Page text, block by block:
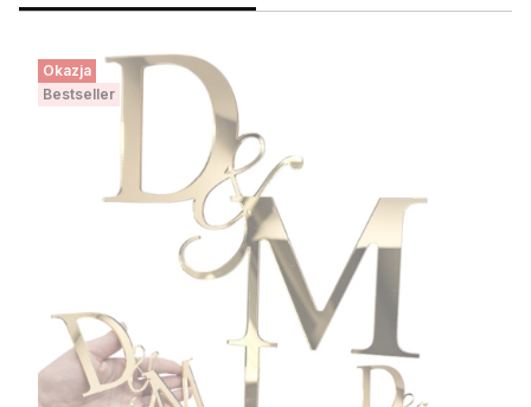
Okazja
Bestseller